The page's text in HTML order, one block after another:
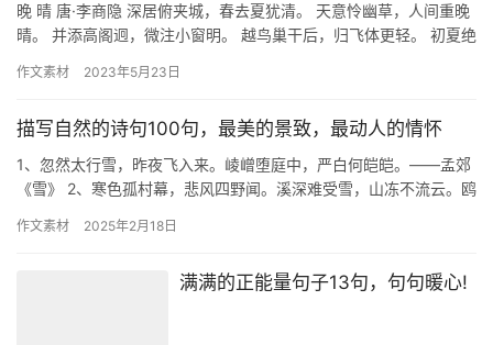
晚 晴 唐·李商隐 深居俯夹城，春去夏犹清。 天意怜幽草，人间重晚
晴。 并添高阁迥，微注小窗明。 越鸟巢干后，归飞体更轻。 初夏绝
作文素材 2023年5月23日
描写自然的诗句100句，最美的景致，最动人的情怀
1、忽然太行雪，昨夜飞入来。崚嶒堕庭中，严白何皑皑。——孟郊
《雪》 2、寒色孤村幕，悲风四野闻。溪深难受雪，山冻不流云。鸥
作文素材 2025年2月18日
满满的正能量句子13句，句句暖心!